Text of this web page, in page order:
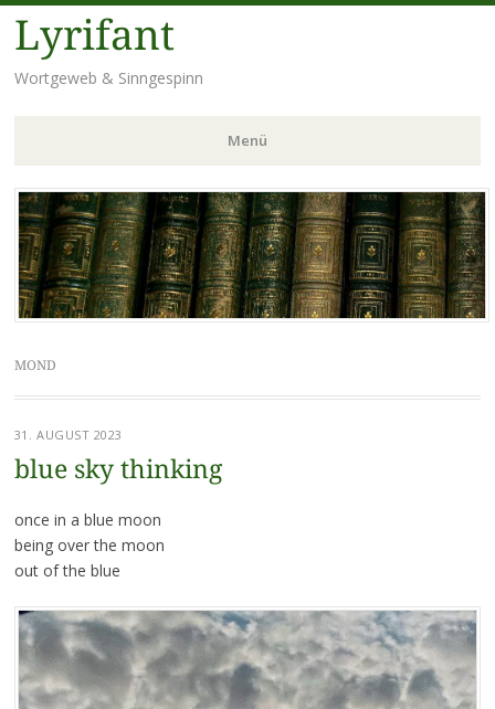
Lyrifant
Wortgeweb & Sinngespinn
Menü
Zum
Inhalt
springen
MOND
31. AUGUST 2023
blue sky thinking
once in a blue moon
being over the moon
out of the blue